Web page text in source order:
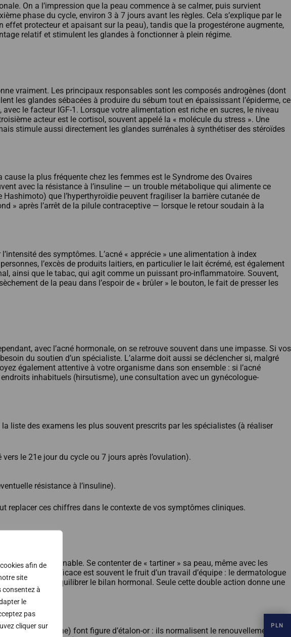
afin de
site
consentez à
le
pas
cliquer sur
On a l’impression que la peau commence à se calmer, puis survient
phase du cycle, environ 3 à 7 jours avant les règles. Cela s’explique par le
protecteur et apaisant sur la peau), tandis que la progestérone augmente,
relatif et stimulent les glandes à fonctionner à plein régime.
vraiment. Les principaux responsables sont les composés androgènes (dont
les glandes sébacées à produire du sébum tout en épaississant l’épiderme, ce
le facteur IGF-1. Lorsque votre alimentation est riche en sucres, le niveau
acteur est le cortisol, souvent appelé la « molécule du stress ». Une
stimule aussi directement les glandes surrénales à synthétiser des stéroïdes
la plus fréquente chez les femmes est le Syndrome des Ovaires
avec la résistance à l’insuline — un trouble métabolique qui alimente ce
que l’hyperthyroïdie peuvent fragiliser la barrière cutanée de
» après l’arrêt de la pilule contraceptive — lorsque le retour soudain à la
des symptômes. L’acné « apprécie » une alimentation à index
l’excès de produits laitiers, en particulier le lait écrémé, est également
ainsi que le tabac, qui agit comme un puissant pro-inflammatoire. Souvent,
de la peau dans l’espoir de « brûler » le bouton, le fait de presser les
avec l’acné hormonale, on se retrouve souvent dans une impasse. Si vos
du soutien d’un spécialiste. L’alarme doit aussi se déclencher si, malgré
également attentive à votre organisme dans son ensemble : si l’acné
inhabituels (hirsutisme), une consultation avec un gynécologue-
liste des examens les plus souvent prescrits par les spécialistes (à réaliser
le 21e jour du cycle ou 7 jours après l’ovulation).
résistance à l’insuline).
replacer ces chiffres dans le contexte de vos symptômes cliniques.
est incontournable. Se contenter de « tartiner » sa peau, même avec les
traitement efficace est souvent le fruit d’un travail d’équipe : le dermatologue
aide à rééquilibrer le bilan hormonal. Seule cette double action donne une
ou la trétinoïne) font figure d’étalon-or : ils normalisent le renouvellement
PLN